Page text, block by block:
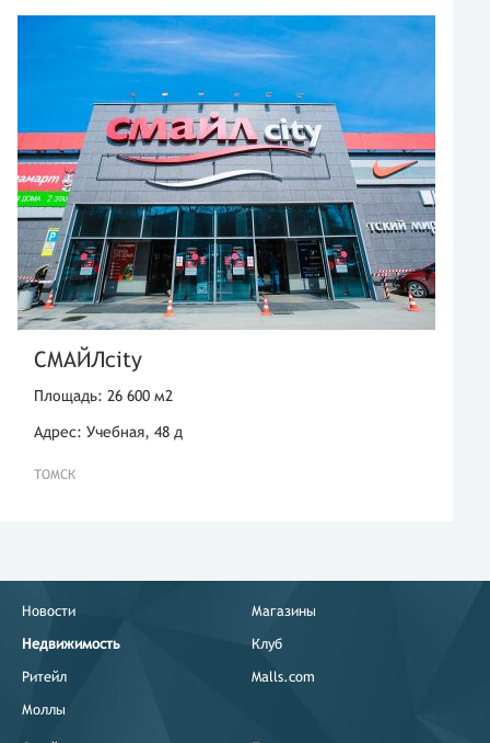
СМАЙЛcity
Площадь: 26 600 м2
Адрес: Учебная, 48 д
ТОМСК
Новости
Недвижимость
Ритейл
Моллы
Магазины
Клуб
Malls.com